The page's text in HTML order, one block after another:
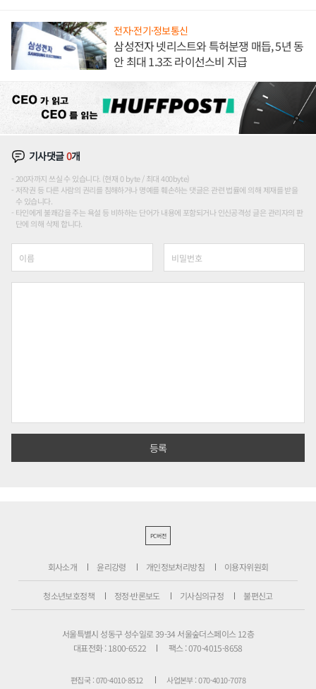
전자·전기·정보통신
삼성전자 넷리스트와 특허분쟁 매듭, 5년 동
안 최대 1.3조 라이선스비 지급
기사댓글0개
200자까지 쓰실 수 있습니다. (현재 0 byte / 최대 400byte)
저작권 등 다른 사람의 권리를 침해하거나 명예를 훼손하는 댓글은 관련 법률에 의해 제재를 받을
수 있습니다.
타인에게 불쾌감을 주는 욕설 등 비하하는 단어가 내용에 포함되거나 인신공격성 글은 관리자의 판
단에 의해 삭제 합니다.
PC버전
회사소개 윤리강령 개인정보처리방침 이용자위원회
청소년보호정책 정정·반론보도 기사심의규정 불편신고
서울특별시 성동구 성수일로 39-34 서울숲더스페이스 12층
대표전화 : 1800-6522
팩스 : 070-4015-8658
편집국 : 070-4010-8512
사업본부 : 070-4010-7078